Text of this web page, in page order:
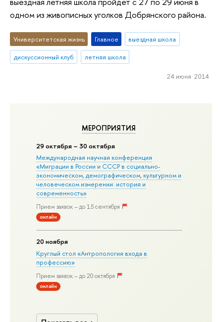
МЕРОПРИЯТИЯ
29 октября – 30 октября
Международная научная конференция
«Миграции в Росcии и СССР в социально-
экономическом, демографическом, культурном и
человеческом измерении: история и
современность»
Прием заявок – до 15 сентября
онлайн
20 ноября
Круглый стол «Антропология входа в
профессию»
Прием заявок – до 20 октября
онлайн
одном из живописных уголков Добрянского района.
Университетская жизнь Главное
выездная школа
дискуссионный клуб
летняя школа
24 июня 2014